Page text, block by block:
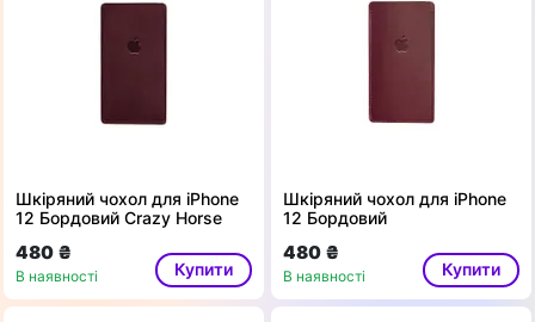
Шкіряний чохол для iPhone
12 Бордовий Crazy Horse
480 ₴
В наявності Купити
Шкіряний чохол для iPhone
12 Бордовий
480 ₴
В наявності Купити